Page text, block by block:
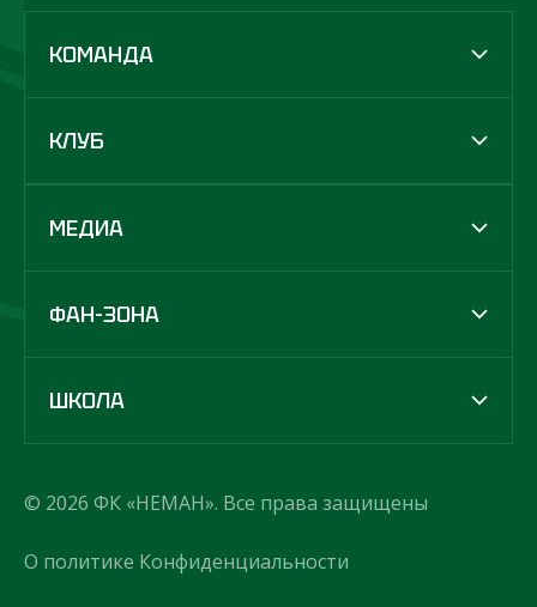
КОМАНДА
КЛУБ
МЕДИА
ФАН-ЗОНА
ШКОЛА
© 2026 ФК «НЕМАН». Все права защищены
О политике Конфиденциальности